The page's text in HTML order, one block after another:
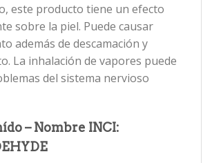
este producto tiene un efecto
sobre la piel. Puede causar
además de descamación y
La inhalación de vapores puede
del sistema nervioso
– Nombre INCI: